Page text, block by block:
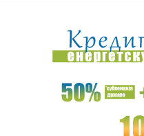
21:31:Litvanija srušila
Ša...
21:31:Da li je ovo
Protest povodom